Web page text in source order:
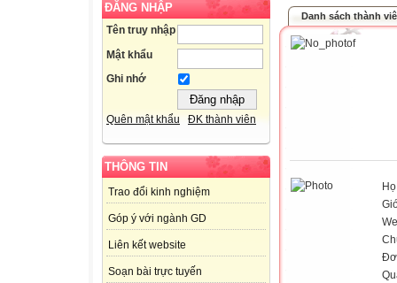
ĐĂNG NHẬP
Tên truy nhập
Mật khẩu
Ghi nhớ
Quên mật khẩu ĐK thành viên
THÔNG TIN
Trao đổi kinh nghiệm
Góp ý với ngành GD
Liên kết website
Soạn bài trực tuyến
Danh sách thành